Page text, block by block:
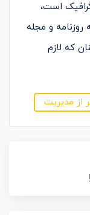
است،
روزنامه و مجله
که لازم
از مدیریت